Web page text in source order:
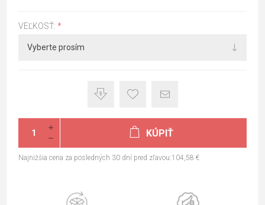
VEĽKOSŤ: *
KÚPIŤ
Najnižšia cena za posledných 30 dní pred zľavou:104,58 €